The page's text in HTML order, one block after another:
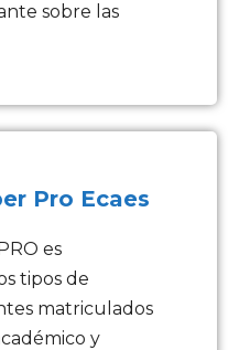
sobre las
Pro Ecaes
es
tipos de
matriculados
y